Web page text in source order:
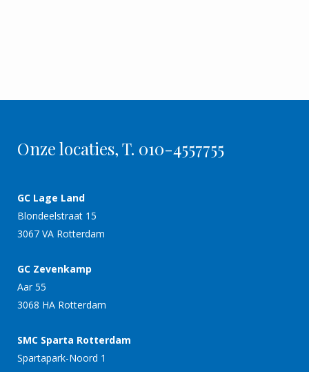
Onze locaties, T. 010-4557755
GC Lage Land
Blondeelstraat 15
3067 VA Rotterdam
GC Zevenkamp
Aar 55
3068 HA Rotterdam
SMC Sparta Rotterdam
Spartapark-Noord 1